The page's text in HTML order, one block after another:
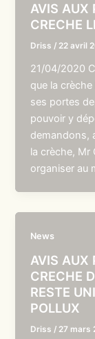
AVIS AUX
CRECHE
Driss / 22 avril
21/04/2020
que la
ses portes
pouvoir y
demandons,
la crèche, Mr
organiser au
News
AVIS AUX
CRECHE
RESTE
POLLUX
Driss / 27 mars